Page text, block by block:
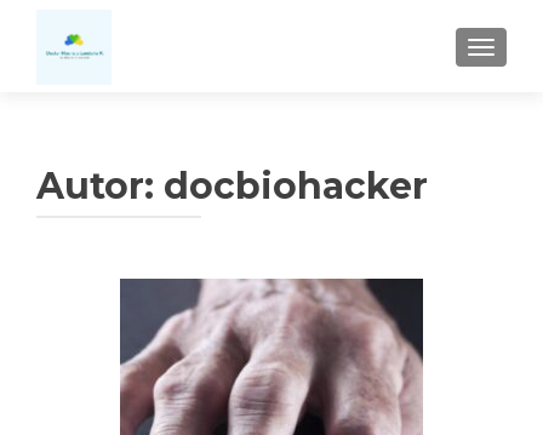
Autor: docbiohacker
Navegación
entradas